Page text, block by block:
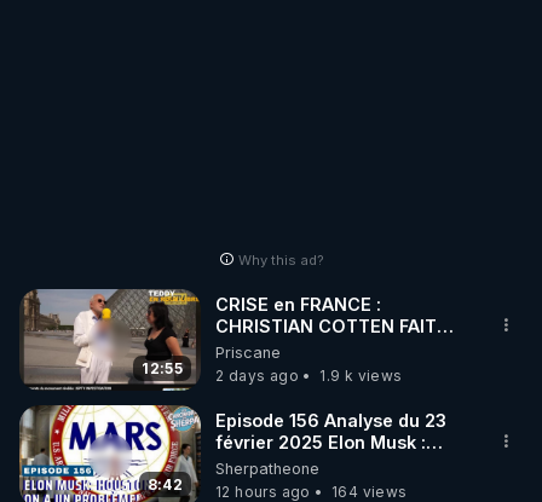
Why this ad?
12:55
CRISE en FRANCE :
CHRISTIAN COTTEN FAIT
une étrange découverte
Priscane
2 days ago
1.9 k views
8:42
Episode 156 Analyse du 23
février 2025 Elon Musk :
Houston , on a un problème !
Sherpatheone
12 hours ago
164 views